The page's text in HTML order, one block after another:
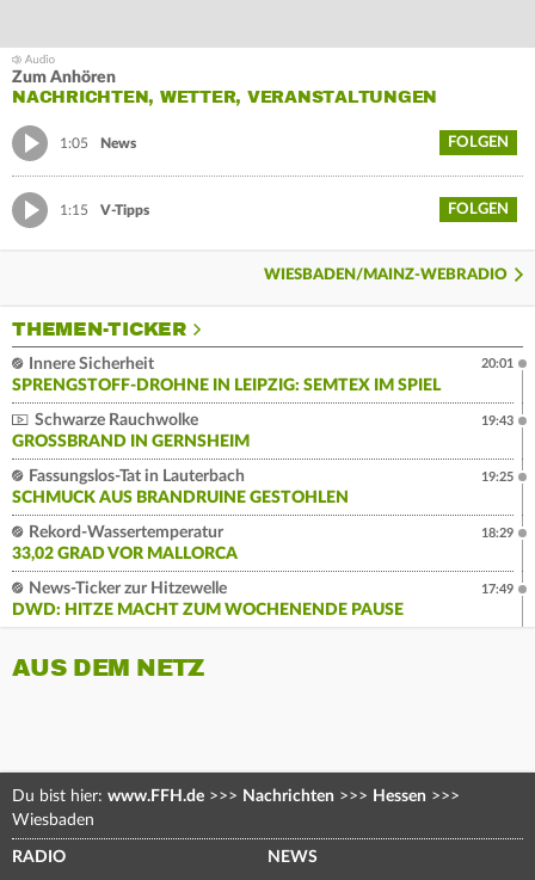
Zum Anhören
NACHRICHTEN, WETTER, VERANSTALTUNGEN
1:05 News FOLGEN
1:15 V-Tipps FOLGEN
WIESBADEN/MAINZ-WEBRADIO
THEMEN-TICKER
Innere Sicherheit
SPRENGSTOFF-DROHNE IN LEIPZIG: SEMTEX IM SPIEL
20:01
Schwarze Rauchwolke
GROSSBRAND IN GERNSHEIM
19:43
Fassungslos-Tat in Lauterbach
SCHMUCK AUS BRANDRUINE GESTOHLEN
19:25
Rekord-Wassertemperatur
33,02 GRAD VOR MALLORCA
18:29
News-Ticker zur Hitzewelle
DWD: HITZE MACHT ZUM WOCHENENDE PAUSE
17:49
AUS DEM NETZ
Du bist hier: www.FFH.de >>> Nachrichten >>> Hessen >>>
Wiesbaden
RADIO NEWS